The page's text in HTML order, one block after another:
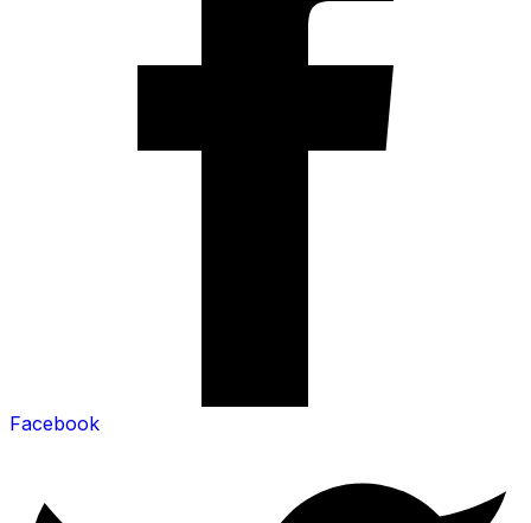
Facebook